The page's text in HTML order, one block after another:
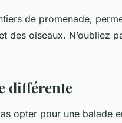
de promenade,
des oiseaux. N’oubliez
différente
opter pour une balade